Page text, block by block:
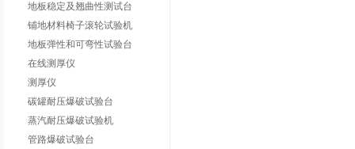
地板稳定及翘曲性测试台
铺地材料椅子滚轮试验机
地板弹性和可弯性试验台
在线测厚仪
测厚仪
碳罐耐压爆破试验台
蒸汽耐压爆破试验机
管路爆破试验台